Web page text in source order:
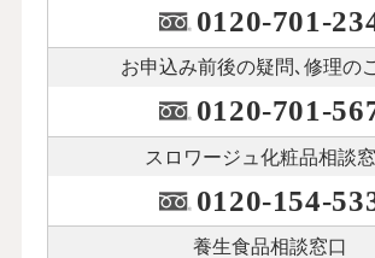
0120-701-
お申込み前後の疑問､修理の
0120-701-
スロワージュ化粧品相談
0120-154-
養生食品相談窓口